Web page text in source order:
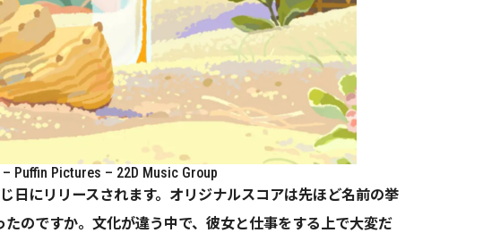
Puffin Pictures – 22D Music Group
日にリリースされます。オリジナルスコアは先ほど名前の挙
のですか。文化が違う中で、彼女と仕事をする上で大変だ